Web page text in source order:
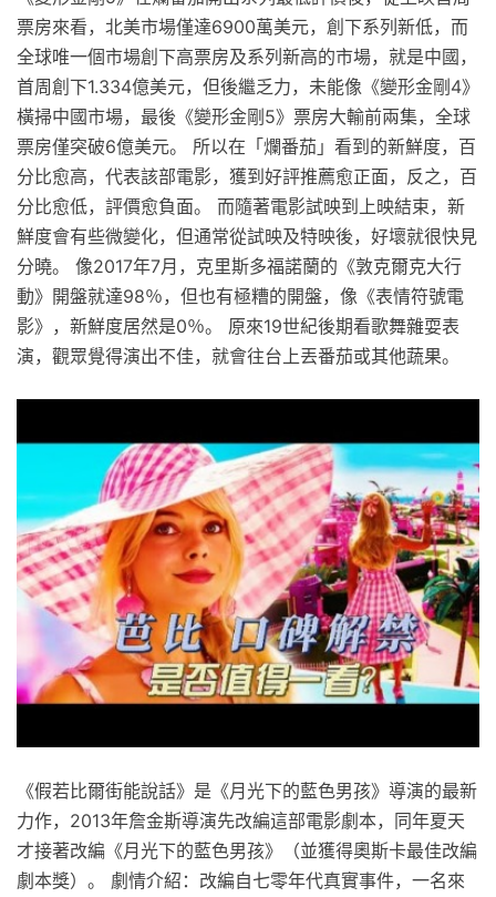
票房來看，北美市場僅達6900萬美元，創下系列新低，而
全球唯一個市場創下高票房及系列新高的市場，就是中國，
首周創下1.334億美元，但後繼乏力，未能像《變形金剛4》
橫掃中國市場，最後《變形金剛5》票房大輸前兩集，全球
票房僅突破6億美元。 所以在「爛番茄」看到的新鮮度，百
分比愈高，代表該部電影，獲到好評推薦愈正面，反之，百
分比愈低，評價愈負面。 而隨著電影試映到上映結束，新
鮮度會有些微變化，但通常從試映及特映後，好壞就很快見
分曉。 像2017年7月，克里斯多福諾蘭的《敦克爾克大行
動》開盤就達98％，但也有極糟的開盤，像《表情符號電
影》，新鮮度居然是0％。 原來19世紀後期看歌舞雜耍表
演，觀眾覺得演出不佳，就會往台上丟番茄或其他蔬果。
《假若比爾街能說話》是《月光下的藍色男孩》導演的最新
力作，2013年詹金斯導演先改編這部電影劇本，同年夏天
才接著改編《月光下的藍色男孩》（並獲得奧斯卡最佳改編
劇本獎）。 劇情介紹：改編自七零年代真實事件，一名來